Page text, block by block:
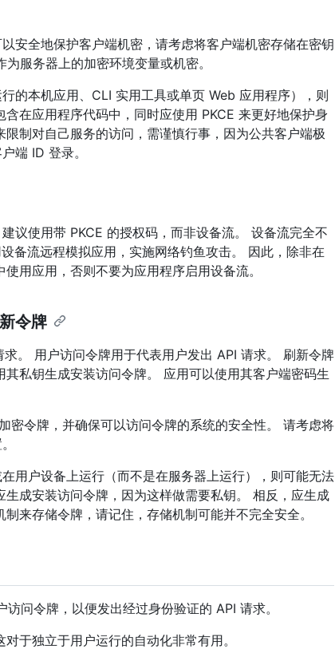
安全地保护客户端机密，请考虑将客户端机密存储在密钥
为服务器上的加密环境变量或机密。
的本机应用、CLI 实用工具或单页 Web 应用程序），则
在应用程序代码中，同时应使用 PKCE 来更好地保护身
制对自己服务的访问，需谨慎行事，因为公共客户端极
端 ID 登录。
议使用带 PKCE 的授权码，而非设备流。 设备流完全不
备流远程模拟应用，实施网络钓鱼攻击。 因此，除非在
用应用，否则不要为应用程序启用设备流。
令牌
。 用户访问令牌用于代表用户发出 API 请求。 刷新令牌
私钥生成安装访问令牌。 应用可以使用其客户端密码生
密令牌，并确保可以访问令牌的系统的安全性。 请考虑将
用户设备上运行（而不是在服务器上运行），则可能无法
成安装访问令牌，因为这样做需要私钥。 相反，应生成
来存储令牌，请记住，存储机制可能并不完全安全。
问令牌，以便发出经过身份验证的 API 请求。
于独立于用户运行的自动化非常有用。